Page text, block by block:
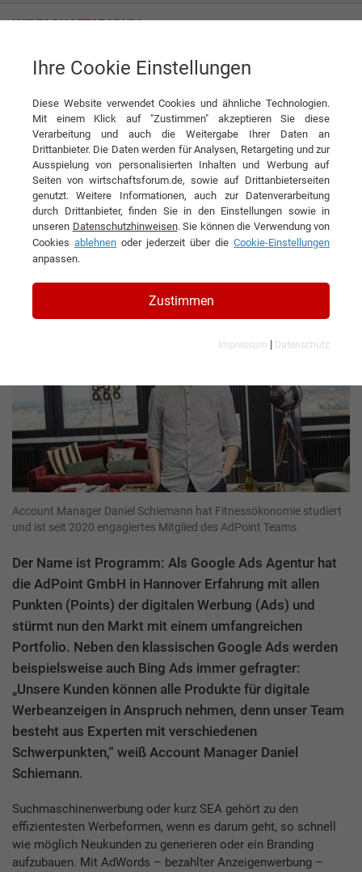
Ads-Experten mit Führungsanspruch
Interview AdPoint GmbH
DIESEN ARTIKEL EMPFEHLEN
Ads-Experten mit
Führungsanspruch
Interview mit Daniel Schiemann, Google
Ads Manager der AdPoint GmbH
Account Manager Daniel Schiemann hat Fitnessökonomie studiert
und ist seit 2020 engagiertes Mitglied des AdPoint Teams
Der Name ist Programm: Als Google Ads Agentur hat
die AdPoint GmbH in Hannover Erfahrung mit allen
Punkten (Points) der digitalen Werbung (Ads) und
stürmt nun den Markt mit einem umfangreichen
Portfolio. Neben den klassischen Google Ads werden
beispielsweise auch Bing Ads immer gefragter:
„Unsere Kunden können alle Produkte für digitale
Werbeanzeigen in Anspruch nehmen, denn unser Team
besteht aus Experten mit verschiedenen
Schwerpunkten,“ weiß Account Manager Daniel
Schiemann.
Suchmaschinenwerbung oder kurz SEA gehört zu den
effizientesten Werbeformen, wenn es darum geht, so schnell
wie möglich Neukunden zu generieren oder ein Branding
aufzubauen. Mit AdWords – bezahlter Anzeigenwerbung –
Ihre Cookie Einstellungen
Diese Website verwendet Cookies und ähnliche Technologien.
Mit einem Klick auf "Zustimmen" akzeptieren Sie diese
Verarbeitung und auch die Weitergabe Ihrer Daten an
Drittanbieter. Die Daten werden für Analysen, Retargeting und zur
Ausspielung von personalisierten Inhalten und Werbung auf
Seiten von wirtschaftsforum.de, sowie auf Drittanbieterseiten
genutzt. Weitere Informationen, auch zur Datenverarbeitung
durch Drittanbieter, finden Sie in den Einstellungen sowie in
unseren Datenschutzhinweisen. Sie können die Verwendung von
Cookies ablehnen oder jederzeit über die Cookie-Einstellungen
anpassen.
Zustimmen
Impressum | Datenschutz